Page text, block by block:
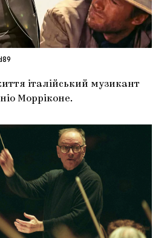
ПРО РІЗДВЯНІ СВЯТА
італійський музикант
Морріконе.